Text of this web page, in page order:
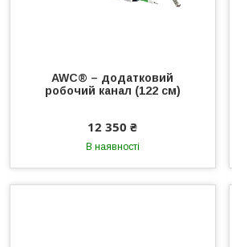
AWC® – додатковий
робочий канал (122 см)
12 350 ₴
В наявності